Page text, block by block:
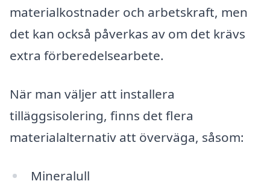
materialkostnader och arbetskraft, men
det kan också påverkas av om det krävs
extra förberedelsearbete.
När man väljer att installera
tilläggsisolering, finns det flera
materialalternativ att överväga, såsom:
Mineralull